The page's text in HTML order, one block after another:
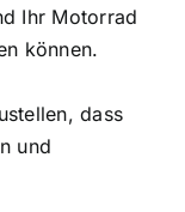
Ihr Motorrad
können.
dass
und